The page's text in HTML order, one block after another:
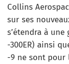
Collins
sur ses
s’étendra à une
-300ER) ainsi
-9 ne sont pour